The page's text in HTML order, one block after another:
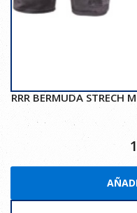
RRR BERMUDA STRECH